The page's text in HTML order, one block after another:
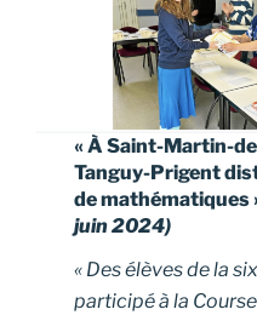
« À Saint-Martin-
Tanguy-Prigent
de mathématiques
juin 2024)
« Des élèves de la
participé à la